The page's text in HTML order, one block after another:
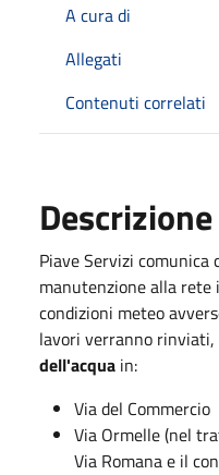
A cura di
Allegati
Contenuti correlati
Descrizione
Piave Servizi
manutenzione alla rete
condizioni meteo
lavori verranno rinviati,
dell'acqua in:
Via del Commercio
Via Ormelle (nel
Via Romana e il